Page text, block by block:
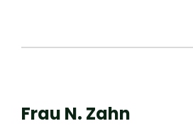
Frau N. Zahn